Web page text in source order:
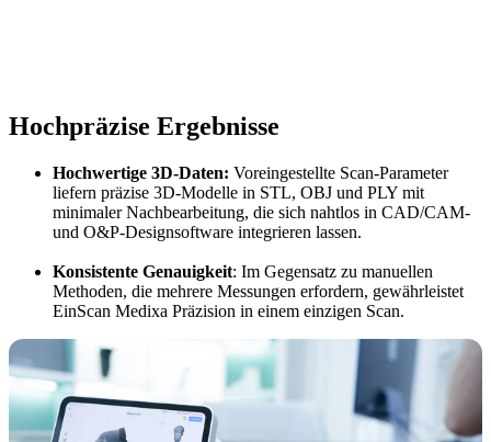
Hochpräzise Ergebnisse
Hochwertige 3D-Daten: Voreingestellte Scan-Parameter
liefern präzise 3D-Modelle in STL, OBJ und PLY mit
minimaler Nachbearbeitung, die sich nahtlos in CAD/CAM-
und O&P-Designsoftware integrieren lassen.
Konsistente Genauigkeit: Im Gegensatz zu manuellen
Methoden, die mehrere Messungen erfordern, gewährleistet
EinScan Medixa Präzision in einem einzigen Scan.